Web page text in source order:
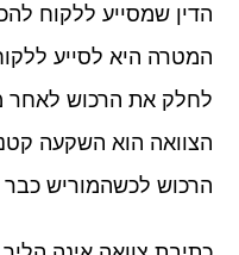
הדין שמסייע ללקוח
המטרה היא לסייע
לחלק את הרכוש לאחר
הצוואה הוא השקעה
הרכוש לכשהמוריש